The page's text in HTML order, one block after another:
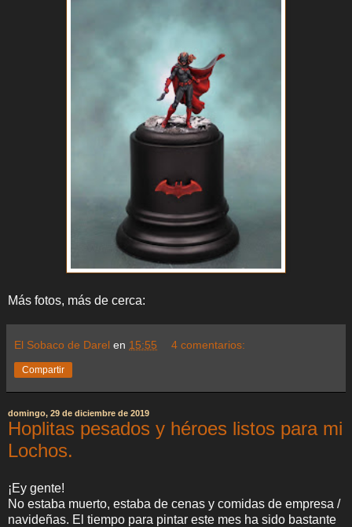
Más fotos, más de cerca:
El Sobaco de Darel en 15:55 4 comentarios:
Compartir
domingo, 29 de diciembre de 2019
Hoplitas pesados y héroes listos para mi
Lochos.
¡Ey gente!
No estaba muerto, estaba de cenas y comidas de empresa /
navideñas. El tiempo para pintar este mes ha sido bastante